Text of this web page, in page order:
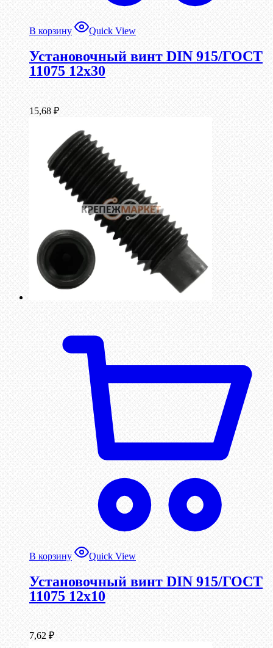
В корзину Quick View
Установочный винт DIN 915/ГОСТ
11075 12х30
15,68 ₽
В корзину Quick View
Установочный винт DIN 915/ГОСТ
11075 12х10
7,62 ₽